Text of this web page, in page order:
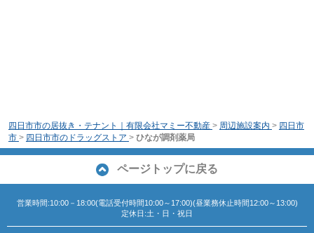
四日市市の居抜き・テナント｜有限会社マミー不動産 > 周辺施設案内 > 四日市
市 > 四日市市のドラッグストア > ひなが調剤薬局
ページトップに戻る
営業時間:10:00－18:00(電話受付時間10:00～17:00)(昼業務休止時間12:00～13:00)
定休日:土・日・祝日